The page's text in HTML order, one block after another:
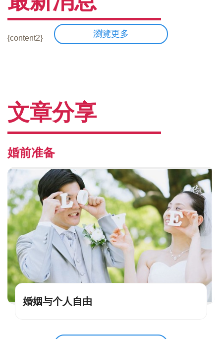
{content2} 瀏覽更多
文章分享
婚前准备
婚姻与个人自由